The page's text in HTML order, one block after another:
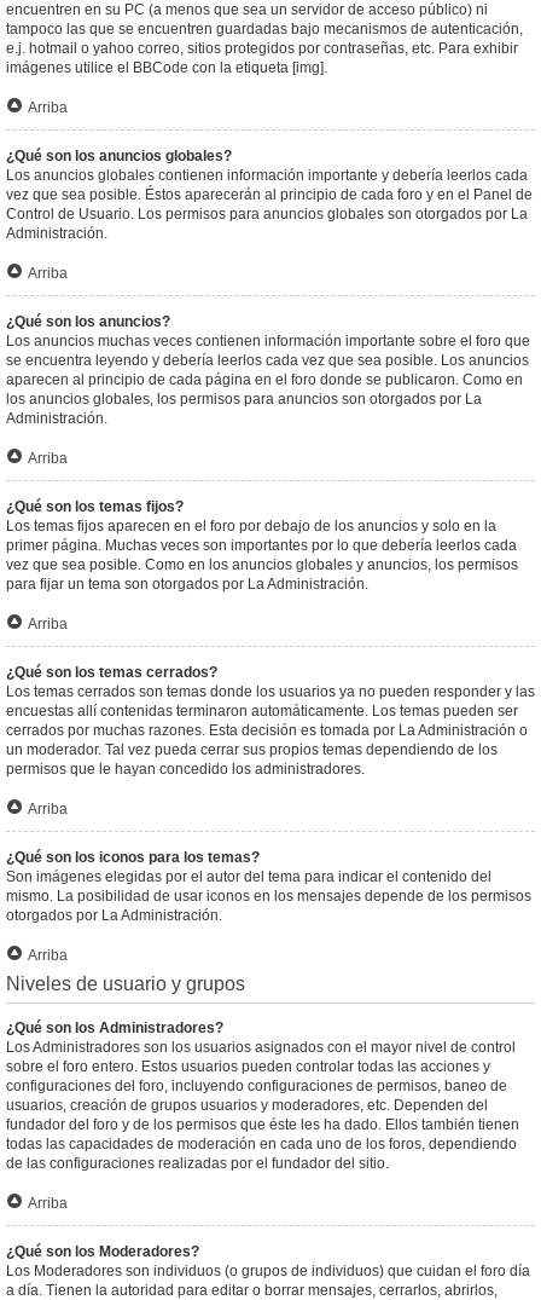
encuentren en su PC (a menos que sea un servidor de acceso público) ni
tampoco las que se encuentren guardadas bajo mecanismos de autenticación,
e.j. hotmail o yahoo correo, sitios protegidos por contraseñas, etc. Para exhibir
imágenes utilice el BBCode con la etiqueta [img].
Arriba
¿Qué son los anuncios globales?
Los anuncios globales contienen información importante y debería leerlos cada
vez que sea posible. Éstos aparecerán al principio de cada foro y en el Panel de
Control de Usuario. Los permisos para anuncios globales son otorgados por La
Administración.
Arriba
¿Qué son los anuncios?
Los anuncios muchas veces contienen información importante sobre el foro que
se encuentra leyendo y debería leerlos cada vez que sea posible. Los anuncios
aparecen al principio de cada página en el foro donde se publicaron. Como en
los anuncios globales, los permisos para anuncios son otorgados por La
Administración.
Arriba
¿Qué son los temas fijos?
Los temas fijos aparecen en el foro por debajo de los anuncios y solo en la
primer página. Muchas veces son importantes por lo que debería leerlos cada
vez que sea posible. Como en los anuncios globales y anuncios, los permisos
para fijar un tema son otorgados por La Administración.
Arriba
¿Qué son los temas cerrados?
Los temas cerrados son temas donde los usuarios ya no pueden responder y las
encuestas allí contenidas terminaron automáticamente. Los temas pueden ser
cerrados por muchas razones. Esta decisión es tomada por La Administración o
un moderador. Tal vez pueda cerrar sus propios temas dependiendo de los
permisos que le hayan concedido los administradores.
Arriba
¿Qué son los iconos para los temas?
Son imágenes elegidas por el autor del tema para indicar el contenido del
mismo. La posibilidad de usar iconos en los mensajes depende de los permisos
otorgados por La Administración.
Arriba
Niveles de usuario y grupos
¿Qué son los Administradores?
Los Administradores son los usuarios asignados con el mayor nivel de control
sobre el foro entero. Estos usuarios pueden controlar todas las acciones y
configuraciones del foro, incluyendo configuraciones de permisos, baneo de
usuarios, creación de grupos usuarios y moderadores, etc. Dependen del
fundador del foro y de los permisos que éste les ha dado. Ellos también tienen
todas las capacidades de moderación en cada uno de los foros, dependiendo
de las configuraciones realizadas por el fundador del sitio.
Arriba
¿Qué son los Moderadores?
Los Moderadores son individuos (o grupos de individuos) que cuidan el foro día
a día. Tienen la autoridad para editar o borrar mensajes, cerrarlos, abrirlos,